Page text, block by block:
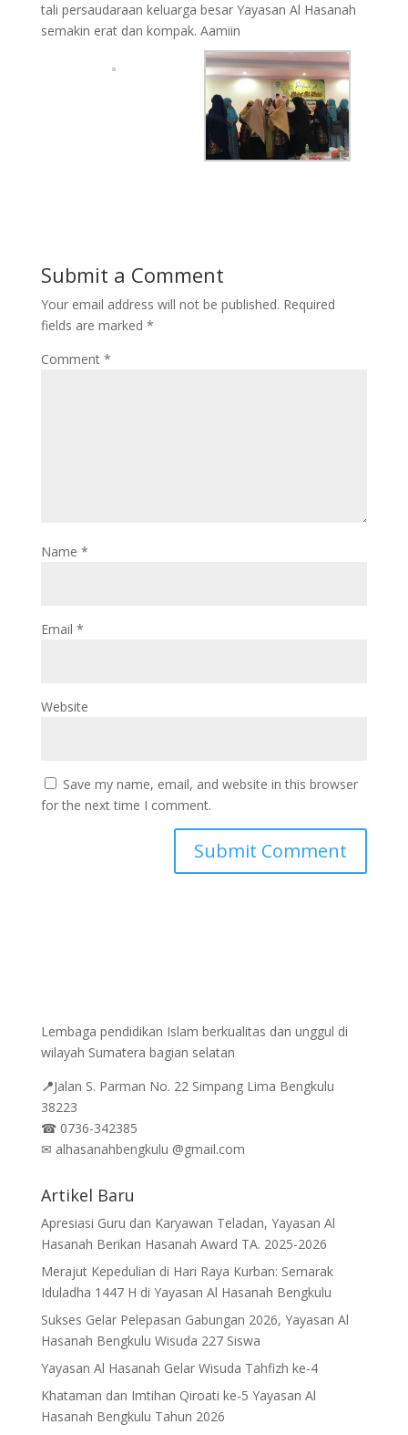
tali persaudaraan keluarga besar Yayasan Al Hasanah
semakin erat dan kompak. Aamiin
Submit a Comment
Your email address will not be published. Required
fields are marked *
Comment *
Name *
Email *
Website
Save my name, email, and website in this browser
for the next time I comment.
Lembaga pendidikan Islam berkualitas dan unggul di
wilayah Sumatera bagian selatan
📍Jalan S. Parman No. 22 Simpang Lima Bengkulu
38223
☎0736-342385
✉ alhasanahbengkulu @gmail.com
Artikel Baru
Apresiasi Guru dan Karyawan Teladan, Yayasan Al
Hasanah Berikan Hasanah Award TA. 2025-2026
Merajut Kepedulian di Hari Raya Kurban: Semarak
Iduladha 1447 H di Yayasan Al Hasanah Bengkulu
Sukses Gelar Pelepasan Gabungan 2026, Yayasan Al
Hasanah Bengkulu Wisuda 227 Siswa
Yayasan Al Hasanah Gelar Wisuda Tahfizh ke-4
Khataman dan Imtihan Qiroati ke-5 Yayasan Al
Hasanah Bengkulu Tahun 2026